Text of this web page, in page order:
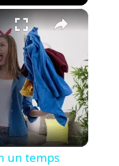
×
un temps